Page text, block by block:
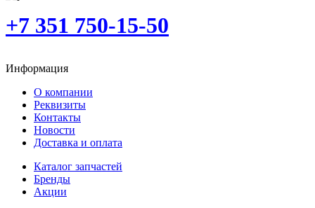
+7 351 750-15-50
Информация
О компании
Реквизиты
Контакты
Новости
Доставка и оплата
Каталог запчастей
Бренды
Акции